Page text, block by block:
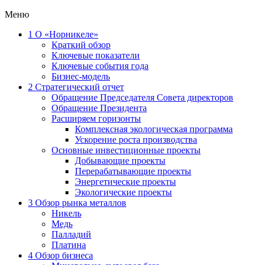
Меню
1 О «Норникеле»
Краткий обзор
Ключевые показатели
Ключевые события года
Бизнес-модель
2 Стратегический отчет
Обращение Председателя Совета директоров
Обращение Президента
Расширяем горизонты
Комплексная экологическая программа
Ускорение роста производства
Основные инвестиционные проекты
Добывающие проекты
Перерабатывающие проекты
Энергетические проекты
Экологические проекты
3 Обзор рынка металлов
Никель
Медь
Палладий
Платина
4 Обзор бизнеса